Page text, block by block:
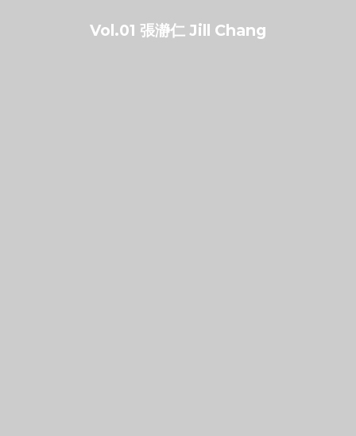
Vol.01 張瀞仁 Jill Chang